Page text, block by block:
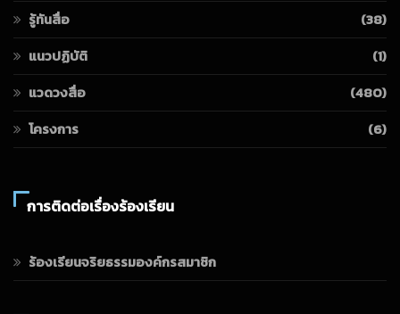
รู้ทันสื่อ
(38)
แนวปฏิบัติ
(1)
แวดวงสื่อ
(480)
โครงการ
(6)
การติดต่อเรื่องร้องเรียน
ร้องเรียนจริยธรรมองค์กรสมาชิก